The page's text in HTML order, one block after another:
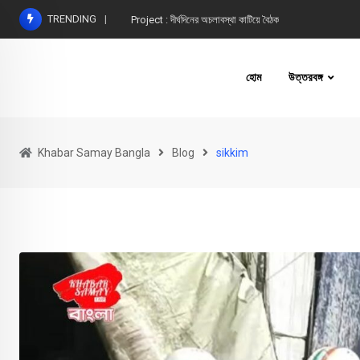
Skip
TRENDING Project : দীর্ঘদিনের অচলাবস্থা কাটিয়ে বৈঠক
হোম উত্তরবঙ্গ
Khabar Samay Bangla Blog sikkim